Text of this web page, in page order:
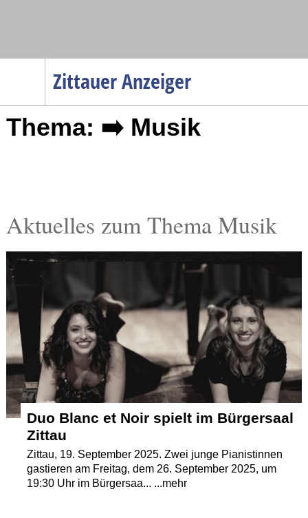
Zittauer Anzeiger
Menüpunkte
Startseite
Verkehr
Gesundheit
Sport
Termine
Kostenlos
Thema: ➡️ Musik
Aktuelles zum Thema Musik
Duo Blanc et Noir spielt im Bürgersaal
Zittau
Zittau, 19. September 2025. Zwei junge Pianistinnen
gastieren am Freitag, dem 26. September 2025, um
19:30 Uhr im Bürgersaa... ...mehr